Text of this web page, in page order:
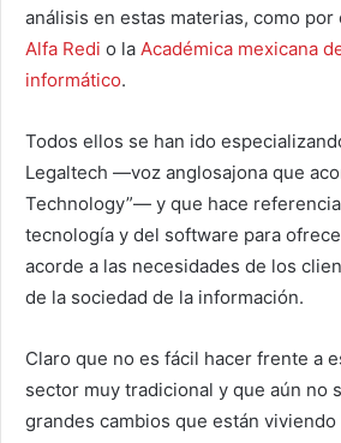
análisis en estas materias, como
Alfa Redi o la Académica mexicana
informático.
Todos ellos se han ido
Legaltech —voz anglosajona que
Technology”— y que hace
tecnología y del software para
acorde a las necesidades de los
de la sociedad de la información.
Claro que no es fácil hacer frente a
sector muy tradicional y que aún no
grandes cambios que están